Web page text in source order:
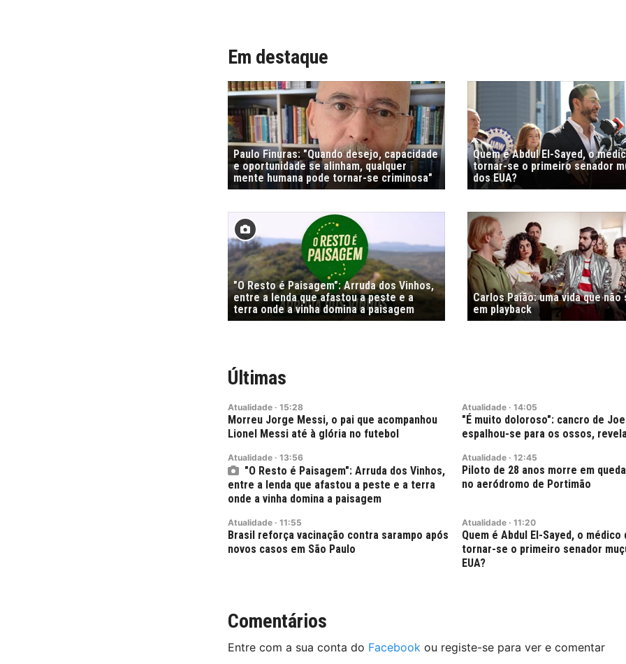
Em destaque
Paulo Finuras: "Quando desejo, capacidade
e oportunidade se alinham, qualquer
mente humana pode tornar-se criminosa"
Quem é Abdul El-Sayed, o
tornar-se o primeiro senador
dos EUA?
"O Resto é Paisagem": Arruda dos Vinhos,
entre a lenda que afastou a peste e a
terra onde a vinha domina a paisagem
Carlos Paião: uma vida que
em playback
Últimas
Atualidade · 15:28
Morreu Jorge Messi, o pai que acompanhou
Lionel Messi até à glória no futebol
Atualidade · 14:05
"É muito doloroso": cancro de
espalhou-se para os ossos,
Atualidade · 13:56
"O Resto é Paisagem": Arruda dos Vinhos,
entre a lenda que afastou a peste e a terra
onde a vinha domina a paisagem
Atualidade · 12:45
Piloto de 28 anos morre em
no aeródromo de Portimão
Atualidade · 11:55
Brasil reforça vacinação contra sarampo após
novos casos em São Paulo
Atualidade · 11:20
Quem é Abdul El-Sayed, o médico
tornar-se o primeiro senador
EUA?
Comentários
Entre com a sua conta do Facebook ou registe-se para ver e comentar